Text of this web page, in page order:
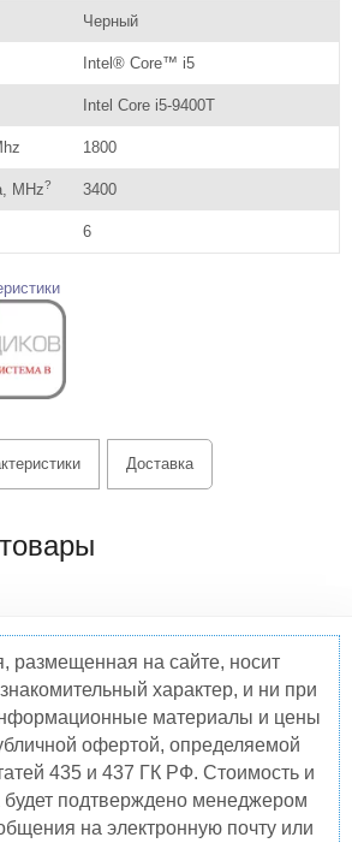
Черный
Intel® Core™ i5
Intel Core i5-9400T
1800
MHz? 3400
6
Доставка
размещенная на сайте, носит
характер, и ни при
материалы и цены
офертой, определяемой
435 и 437 ГК РФ. Стоимость и
будет подтверждено менеджером
на электронную почту или